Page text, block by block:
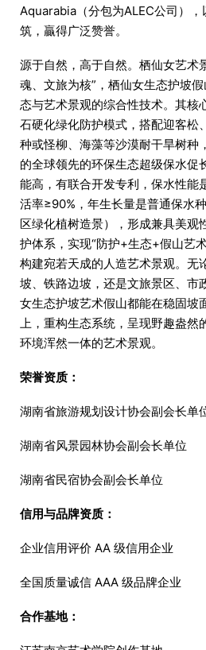
Aquarabia（分包为ALEC公司）
筑，贏得广泛赞誉。
源于自然，高于自然。栖仙女艺术
魂、文旅为核”，栖仙女生态护坡
态与艺术景观的综合性技术。其核
石硬化绿化防护模式，搭配迎客松
种或怪柳、海藻等沙漠耐干旱树种
的全球领先的环保生态超级保水促
能高，有联合开发专利，保水性能
活率≥90%，年生长量是普通保水
区绿化植树造景），形成兼具美观
护体系，实现“防护+生态+假山艺
构建宛若天成的人造艺术景观。无
坡、铁路边坡，还是文旅景区、市
女生态护坡艺术假山都能在稳固坡
上，重构生态系统，呈现野趣盎然
环境浑然一体的艺术景观。
荣誉资质：
湖南省旅游规划设计协会副会长单
湖南省风景园林协会副会长单位
湖南省民宿协会副会长单位
信用与品牌资质：
企业信用评价 AA 级信用企业
全国质量诚信 AAA 级品牌企业
合作基地：